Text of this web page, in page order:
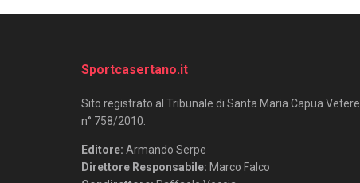
Sportcasertano.it
Sito registrato al Tribunale di Santa Maria Capua Vetere
n° 758/2010.
Editore: Armando Serpe
Direttore Responsabile: Marco Falco